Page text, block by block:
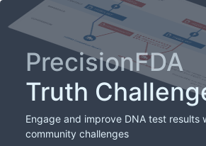
PrecisionFDA
Truth
Engage and improve DNA test results
community challenges